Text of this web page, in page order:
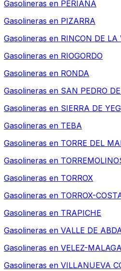
Gasolineras en PERIANA
Gasolineras en PIZARRA
Gasolineras en RINCON DE LA
Gasolineras en RIOGORDO
Gasolineras en RONDA
Gasolineras en SAN PEDRO
Gasolineras en SIERRA DE
Gasolineras en TEBA
Gasolineras en TORRE DEL
Gasolineras en
Gasolineras en TORROX
Gasolineras en TORROX-
Gasolineras en TRAPICHE
Gasolineras en VALLE DE
Gasolineras en VELEZ-MALAGA
Gasolineras en VILLANUEVA